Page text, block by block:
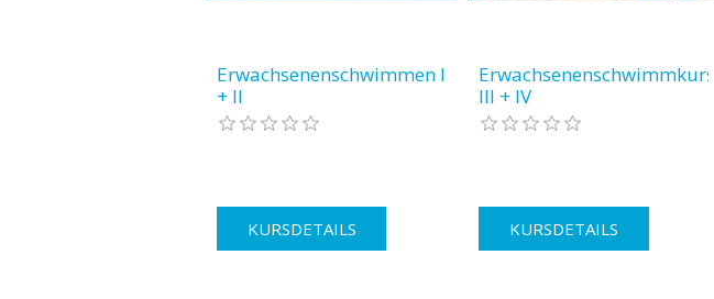
Erwachsenenschwimmen I
+ II
Erwachsenenschwimmkurse
III + IV